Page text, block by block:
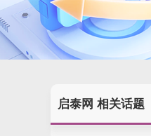
启泰网 相关话题